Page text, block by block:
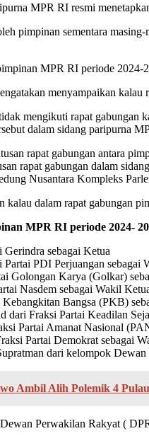
MPR RI resmi
pimpinan sementara
MPR RI periode
menyampaikan
mengikuti rapat gabungan
dalam sidang paripurna
rapat gabungan antara
rapat gabungan dalam
Nusantara Kompleks
kalau dalam rapat gabungan
MPR RI periode 2024-
sebagai Ketua
PDI Perjuangan sebagai
Golongan Karya (Golkar)
Nasdem sebagai Wakil
Bangsa (PKB)
dari Fraksi Partai Keadilan
Partai Amanat Nasional
Partai Demokrat sebagai
dari kelompok
Ambil Alih Polemik 4
Perwakilan Rakyat (